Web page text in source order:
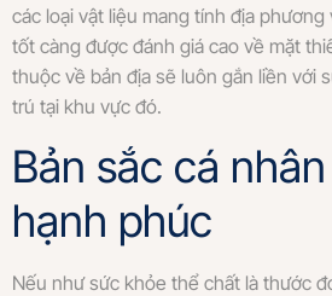
các loại vật liệu mang tính địa
tốt càng được đánh giá cao về mặt
thuộc về bản địa sẽ luôn gắn liền với
trú tại khu vực đó.
Bản sắc cá
hạnh phúc
Nếu như sức khỏe thể chất là thước